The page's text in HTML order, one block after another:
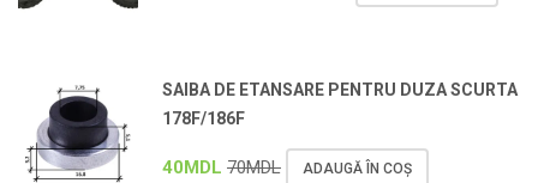
SAIBA DE ETANSARE PENTRU DUZA SCURTA
178F/186F
40MDL 70MDL ADAUGĂ ÎN COȘ